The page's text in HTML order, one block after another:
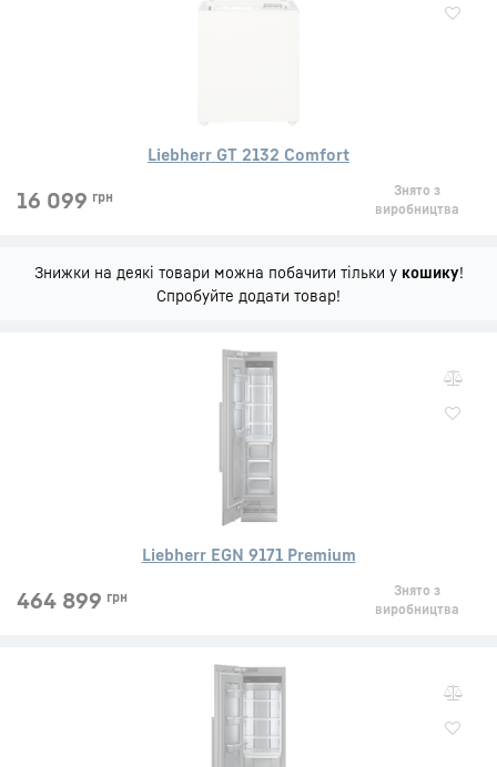
Liebherr GT 2132 Comfort
16 099 грн
Знято з
виробництва
Знижки на деякі товари можна побачити тільки у кошику!
Спробуйте додати товар!
Liebherr EGN 9171 Premium
464 899 грн
Знято з
виробництва